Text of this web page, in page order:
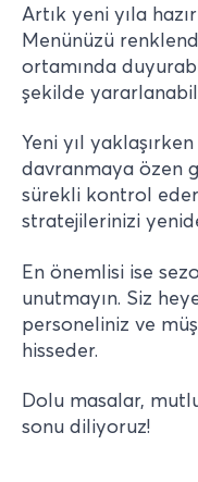
Artık yeni yıla
Menünüzü
ortamında
şekilde
Yeni yıl
davranmaya özen
sürekli kontrol
stratejilerinizi
En önemlisi ise
unutmayın. Siz
personeliniz ve
hisseder.
Dolu masalar,
sonu diliyoruz!